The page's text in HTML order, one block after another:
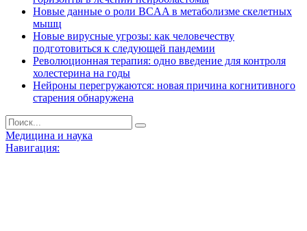
Новые данные о роли BCAA в метаболизме скелетных
мышц
Новые вирусные угрозы: как человечеству
подготовиться к следующей пандемии
Революционная терапия: одно введение для контроля
холестерина на годы
Нейроны перегружаются: новая причина когнитивного
старения обнаружена
Медицина и наука
Навигация: